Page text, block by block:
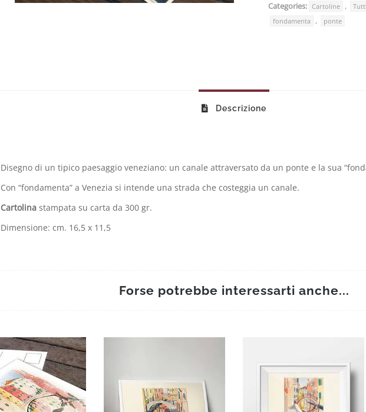
Categories: Cartoline ,
fondamenta , ponte
Descrizione
Disegno di un tipico paesaggio veneziano: un canale attraversato da un ponte e la sua
Con “fondamenta” a Venezia si intende una strada che costeggia un canale.
Cartolinastampata su carta da 300 gr.
Dimensione: cm. 16,5 x 11,5
Forse potrebbe interessarti anche...